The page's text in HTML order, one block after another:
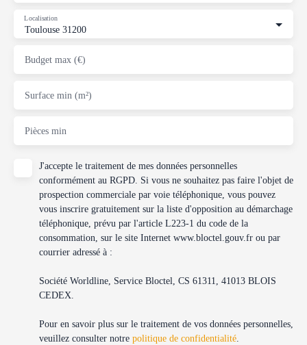
Toulouse 31200
Localisation
Budget max (€)
Surface min (m²)
Pièces min
J'accepte le traitement de mes données personnelles
conformément au RGPD. Si vous ne souhaitez pas faire l'objet de
prospection commerciale par voie téléphonique, vous pouvez
vous inscrire gratuitement sur la liste d'opposition au démarchage
téléphonique, prévu par l'article L223-1 du code de la
consommation, sur le site Internet www.bloctel.gouv.fr ou par
courrier adressé à :
Société Worldline, Service Bloctel, CS 61311, 41013 BLOIS
CEDEX.
Pour en savoir plus sur le traitement de vos données personnelles,
veuillez consulter notre politique de confidentialité